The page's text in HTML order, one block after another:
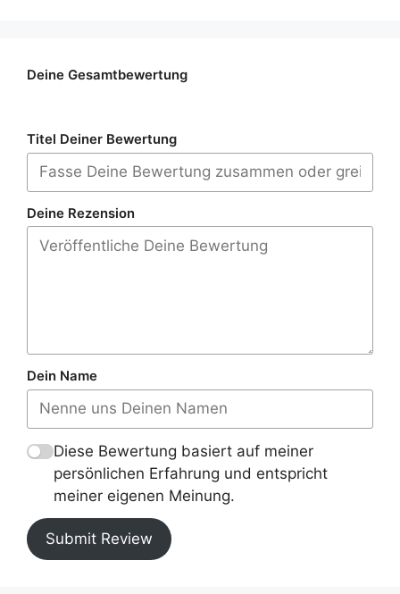
Deine Gesamtbewertung
Titel Deiner Bewertung
Deine Rezension
Dein Name
Diese Bewertung basiert auf meiner
persönlichen Erfahrung und entspricht
meiner eigenen Meinung.
Submit Review